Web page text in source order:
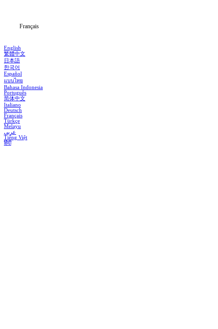
Français
English
繁體中文
日本語
한국어
Español
แบบไทย
Bahasa Indonesia
Português
简体中文
Italiano
Deutsch
Français
Türkçe
Melayu
عربي
Tiếng Việt
हिंदी